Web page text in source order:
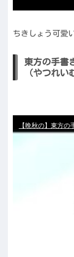
ちきしょう可愛
東方の手書
（やつれい